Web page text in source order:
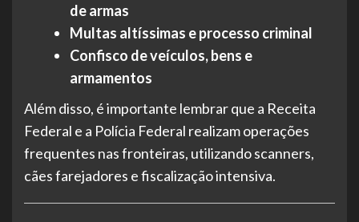
de armas
Multas altíssimas e processo criminal
Confisco de veículos, bens e
armamentos
Além disso, é importante lembrar que a Receita
Federal e a Polícia Federal realizam operações
frequentes nas fronteiras, utilizando scanners,
cães farejadores e fiscalização intensiva.